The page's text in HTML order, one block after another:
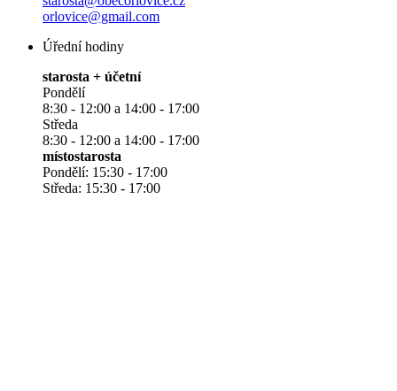
orlovice@gmail.com
Úřední hodiny
starosta + účetní
Pondělí
8:30 - 12:00 a 14:00 - 17:00
Středa
8:30 - 12:00 a 14:00 - 17:00
místostarosta
Pondělí: 15:30 - 17:00
Středa: 15:30 - 17:00